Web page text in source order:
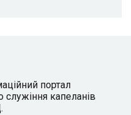
портал
служіння капеланів